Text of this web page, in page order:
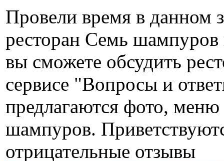
Провели время в данном
ресторан Семь
вы сможете обсудить
сервисе "Вопросы и
предлагаются фото,
шампуров.
отрицательные отзывы